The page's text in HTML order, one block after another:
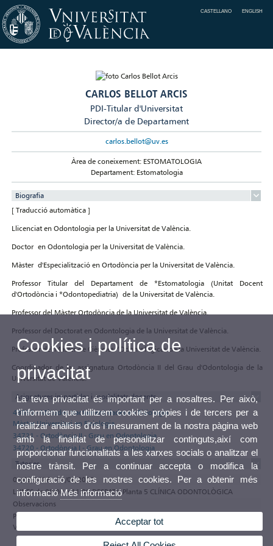
CASTELLANO ENGLISH
CARLOS BELLOT ARCIS
PDI-Titular d'Universitat
Director/a de Departament
carlos.bellot@uv.es
Àrea de coneixement: ESTOMATOLOGIA
Departament: Estomatologia
Biografia
[ Traducció automàtica ]
Llicenciat en Odontologia per la Universitat de València.
Doctor en Odontologia per la Universitat de València.
Màster d'Especialització en Ortodòncia per la Universitat de València.
Professor Titular del Departament de *Estomatologia (Unitat Docent
d'Ortodòncia i *Odontopediatria) de la Universitat de València.
Professor del Màster Ortodòncia de la Universitat de València.
Professor del Doctorat en Odontologia de la Universitat de València.
Professor del Màster de Ciències *Odontológicas de la Universitat de València.
Coordinador de la assignatura Ortodòncia II del Grau d'Odontologia de la
Universitat de València.
Asignatures impartides i modalitats docents
43080 - Mètodes tractament dades en Fisiologia -
Màster Universitari en Fisiologia
34721 - Ortodòncia II - Grau en Odontologia
34720 - Ortodòncia I - Grau en Odontologia
Tutories
01/09/2026 - 31/08/2027
LUNES de 09:00 a 11:00 DESPATX Planta 5 CLÍNICA ODONTOLÒGICA
Observacions
Participa en el programa de tutories electròniques de la Universitat de
València
Cookies i política de
privacitat
La teva privacitat és important per a nosaltres. Per això,
t'informem que utilitzem cookies pròpies i de tercers per a
realitzar anàlisis d'ús i mesurament de la nostra pàgina web
amb la finalitat de personalitzar continguts,així com
proporcionar funcionalitats a les xarxes socials o analitzar el
nostre trànsit. Per a continuar accepta o modifica la
configuració de les nostres cookies. Per a obtenir més
informacióMés informació
Acceptar tot